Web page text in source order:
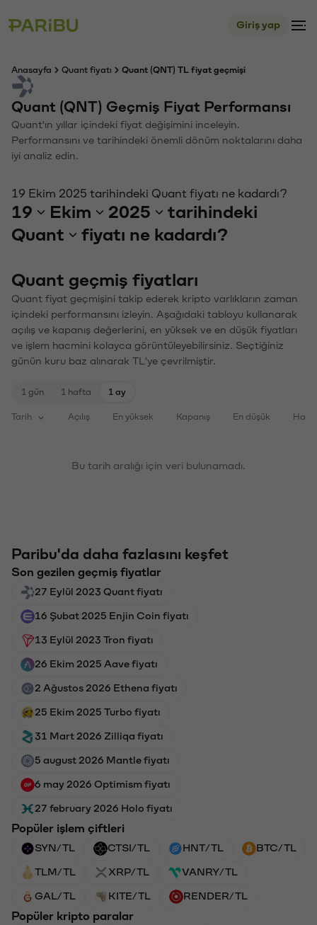
Giriş yap
Anasayfa Quant fiyatı Quant (QNT) TL fiyat geçmişi
Quant (QNT) Geçmiş Fiyat Performansı
Quant'ın yıllar içindeki fiyat değişimini inceleyin.
Performansını ve tarihindeki önemli dönüm noktalarını daha
iyi analiz edin.
19 Ekim 2025 tarihindeki Quant fiyatı ne kadardı?
19 Ekim 2025
tarihindeki
Quant
fiyatı ne kadardı?
Quant geçmiş fiyatları
Quant fiyat geçmişini takip ederek kripto varlıkların zaman
içindeki performansını izleyin. Aşağıdaki tabloyu kullanarak
açılış ve kapanış değerlerini, en yüksek ve en düşük fiyatları
ve işlem hacmini kolayca görüntüleyebilirsiniz. Seçtiğiniz
günün kuru baz alınarak TL'ye çevrilmiştir.
1 gün 1 hafta 1 ay
Tarih Açılış En yüksek Kapanış En düşük
Bu tarih aralığı için veri bulunamadı.
Paribu'da daha fazlasını keşfet
Son gezilen geçmiş fiyatlar
27 Eylül 2023 Quant fiyatı
16 Şubat 2025 Enjin Coin fiyatı
13 Eylül 2023 Tron fiyatı
26 Ekim 2025 Aave fiyatı
2 Ağustos 2026 Ethena fiyatı
25 Ekim 2025 Turbo fiyatı
31 Mart 2026 Zilliqa fiyatı
5 august 2026 Mantle fiyatı
6 may 2026 Optimism fiyatı
27 february 2026 Holo fiyatı
Popüler işlem çiftleri
SYN/TL CTSI/TL HNT/TL BTC/TL
TLM/TL XRP/TL VANRY/TL
GAL/TL KITE/TL RENDER/TL
Popüler kripto paralar